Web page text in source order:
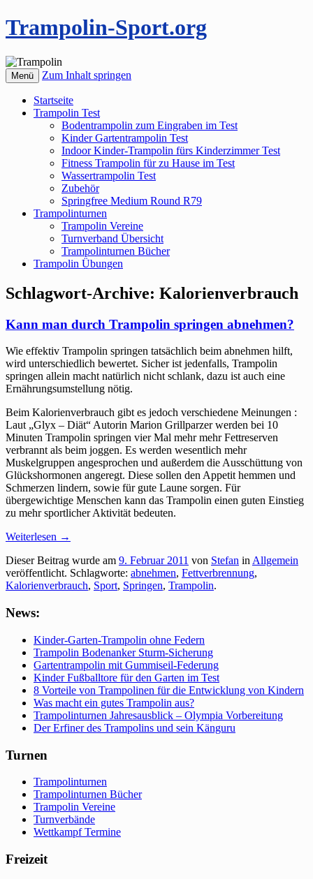
Trampolin-Sport.org
Menü Zum Inhalt springen
Startseite
Trampolin Test
Bodentrampolin zum Eingraben im Test
Kinder Gartentrampolin Test
Indoor Kinder-Trampolin fürs Kinderzimmer Test
Fitness Trampolin für zu Hause im Test
Wassertrampolin Test
Zubehör
Springfree Medium Round R79
Trampolinturnen
Trampolin Vereine
Turnverband Übersicht
Trampolinturnen Bücher
Trampolin Übungen
Schlagwort-Archive: Kalorienverbrauch
Kann man durch Trampolin springen abnehmen?
Wie effektiv Trampolin springen tatsächlich beim abnehmen hilft,
wird unterschiedlich bewertet. Sicher ist jedenfalls, Trampolin
springen allein macht natürlich nicht schlank, dazu ist auch eine
Ernährungsumstellung nötig.
Beim Kalorienverbrauch gibt es jedoch verschiedene Meinungen :
Laut „Glyx – Diät“ Autorin Marion Grillparzer werden bei 10
Minuten Trampolin springen vier Mal mehr mehr Fettreserven
verbrannt als beim joggen. Es werden wesentlich mehr
Muskelgruppen angesprochen und außerdem die Ausschüttung von
Glückshormonen angeregt. Diese sollen den Appetit hemmen und
Schmerzen lindern, sowie für gute Laune sorgen. Für
übergewichtige Menschen kann das Trampolin einen guten Einstieg
zu mehr sportlicher Aktivität bedeuten.
Weiterlesen →
Dieser Beitrag wurde am 9. Februar 2011 von Stefan inAllgemein
veröffentlicht. Schlagworte: abnehmen, Fettverbrennung,
Kalorienverbrauch, Sport, Springen, Trampolin.
News:
Kinder-Garten-Trampolin ohne Federn
Trampolin Bodenanker Sturm-Sicherung
Gartentrampolin mit Gummiseil-Federung
Kinder Fußballtore für den Garten im Test
8 Vorteile von Trampolinen für die Entwicklung von Kindern
Was macht ein gutes Trampolin aus?
Trampolinturnen Jahresausblick – Olympia Vorbereitung
Der Erfiner des Trampolins und sein Känguru
Turnen
Trampolinturnen
Trampolinturnen Bücher
Trampolin Vereine
Turnverbände
Wettkampf Termine
Freizeit